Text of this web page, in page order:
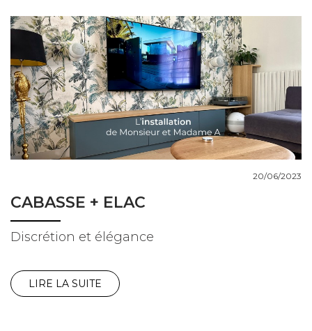
CABASSE + ELAC
20/06/2023
Discrétion et élégance
LIRE LA SUITE